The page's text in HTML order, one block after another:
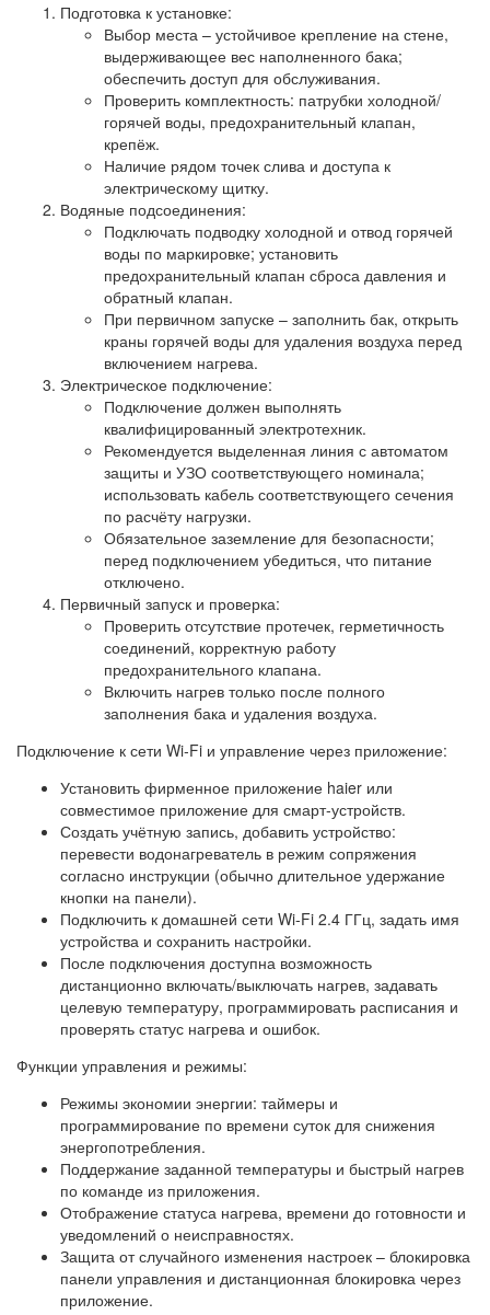
Подготовка к установке:
Выбор места – устойчивое крепление на стене,
выдерживающее вес наполненного бака;
обеспечить доступ для обслуживания.
Проверить комплектность: патрубки холодной/
горячей воды, предохранительный клапан,
крепёж.
Наличие рядом точек слива и доступа к
электрическому щитку.
Водяные подсоединения:
Подключать подводку холодной и отвод горячей
воды по маркировке; установить
предохранительный клапан сброса давления и
обратный клапан.
При первичном запуске – заполнить бак, открыть
краны горячей воды для удаления воздуха перед
включением нагрева.
Электрическое подключение:
Подключение должен выполнять
квалифицированный электротехник.
Рекомендуется выделенная линия с автоматом
защиты и УЗО соответствующего номинала;
использовать кабель соответствующего сечения
по расчёту нагрузки.
Обязательное заземление для безопасности;
перед подключением убедиться, что питание
отключено.
Первичный запуск и проверка:
Проверить отсутствие протечек, герметичность
соединений, корректную работу
предохранительного клапана.
Включить нагрев только после полного
заполнения бака и удаления воздуха.
Подключение к сети Wi‑Fi и управление через приложение:
Установить фирменное приложение haier или
совместимое приложение для смарт‑устройств.
Создать учётную запись, добавить устройство:
перевести водонагреватель в режим сопряжения
согласно инструкции (обычно длительное удержание
кнопки на панели).
Подключить к домашней сети Wi‑Fi 2.4 ГГц, задать имя
устройства и сохранить настройки.
После подключения доступна возможность
дистанционно включать/выключать нагрев, задавать
целевую температуру, программировать расписания и
проверять статус нагрева и ошибок.
Функции управления и режимы:
Режимы экономии энергии: таймеры и
программирование по времени суток для снижения
энергопотребления.
Поддержание заданной температуры и быстрый нагрев
по команде из приложения.
Отображение статуса нагрева, времени до готовности и
уведомлений о неисправностях.
Защита от случайного изменения настроек – блокировка
панели управления и дистанционная блокировка через
приложение.